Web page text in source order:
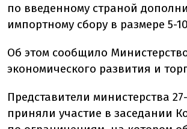
по введенному страной
импортному сбору в размере 5-
Об этом сообщило
экономического развития и
Представители министерства
приняли участие в заседании